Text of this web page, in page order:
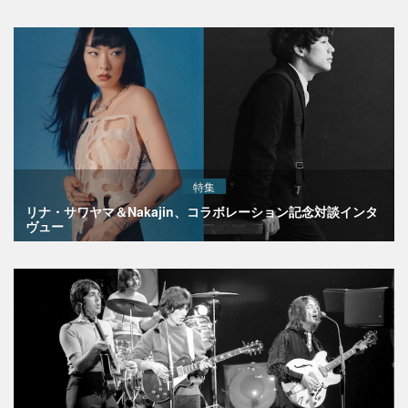
特集
リナ・サワヤマ＆Nakajin、コラボレーション記念対談インタ
ヴュー